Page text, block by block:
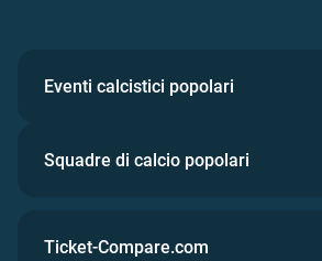
Eventi calcistici popolari
Squadre di calcio popolari
Ticket-Compare.com